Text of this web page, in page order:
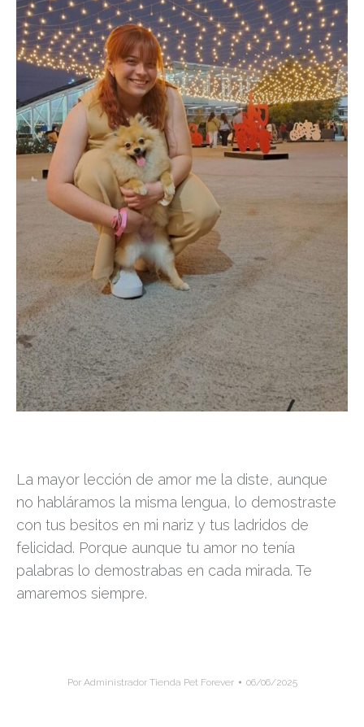
La mayor lección de amor me la diste, aunque
no habláramos la misma lengua, lo demostraste
con tus besitos en mi nariz y tus ladridos de
felicidad. Porque aunque tu amor no tenía
palabras lo demostrabas en cada mirada. Te
amaremos siempre.
Por Administrador Tienda Pet Forever 06/06/2025